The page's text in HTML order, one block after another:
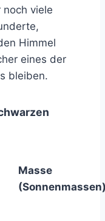
noch viele
Himmel
eines der
bleiben.
Masse